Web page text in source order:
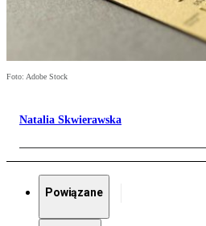
Foto: Adobe Stock
Natalia Skwierawska
Powiązane